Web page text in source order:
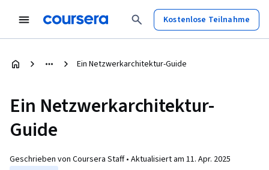
Kostenlose Teilnahme
Ein Netzwerkarchitektur-Guide
Ein Netzwerkarchitektur-
Guide
Geschrieben von Coursera Staff • Aktualisiert am 11. Apr. 2025